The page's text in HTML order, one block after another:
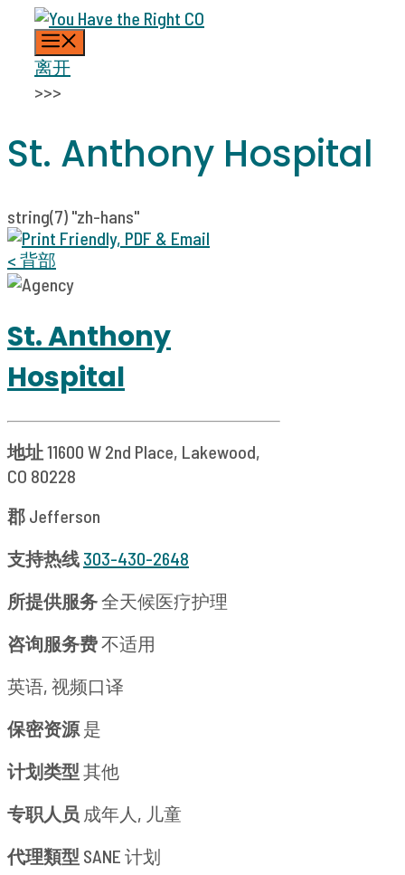
单
离开
>>>
St. Anthony Hospital
string(7) "zh-hans"
< 背部
St. Anthony
Hospital
地址11600 W 2nd Place, Lakewood,
CO 80228
郡 Jefferson
支持热线 303-430-2648
所提供服务全天候医疗护理
咨询服务费不适用
英语, 视频口译
保密资源 是
计划类型 其他
专职人员 成年人, 儿童
代理類型 SANE 计划